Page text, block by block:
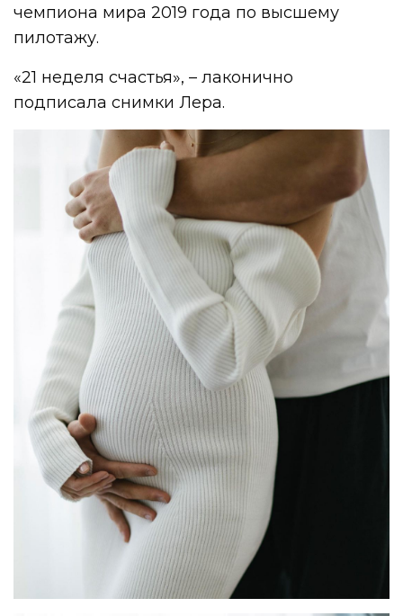
чемпиона мира 2019 года по высшему
пилотажу.
«21 неделя счастья», – лаконично
подписала снимки Лера.